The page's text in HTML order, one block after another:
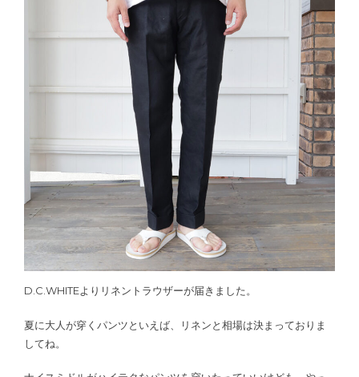
D.C.WHITEよりリネントラウザーが届きました。
夏に大人が穿くパンツといえば、リネンと相場は決まっておりま
してね。